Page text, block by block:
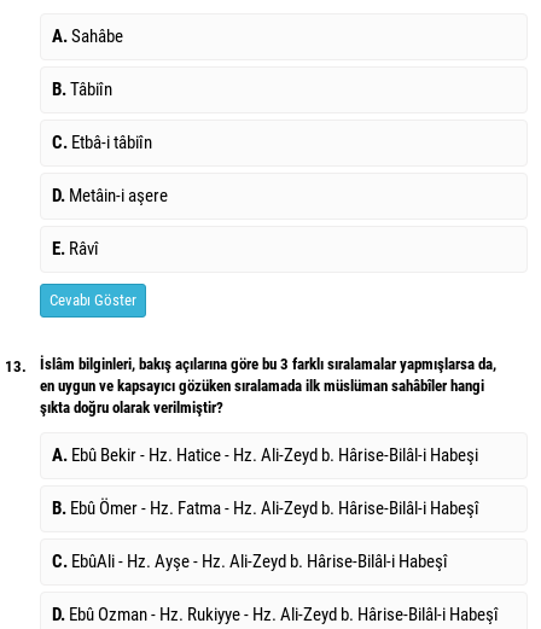
A.Sahâbe
B.Tâbiîn
C. Etbâ-i tâbiîn
D. Metâin-i aşere
E. Râvî
Cevabı Göster
13.
İslâm bilginleri, bakış açılarına göre bu 3 farklı sıralamalar yapmışlarsa da,
en uygun ve kapsayıcı gözüken sıralamada ilk müslüman sahâbîler hangi
şıkta doğru olarak verilmiştir?
A. Ebû Bekir - Hz. Hatice - Hz. Ali-Zeyd b. Hârise-Bilâl-i Habeşi
B. Ebû Ömer - Hz. Fatma - Hz. Ali-Zeyd b. Hârise-Bilâl-i Habeşî
C. EbûAli - Hz. Ayşe - Hz. Ali-Zeyd b. Hârise-Bilâl-i Habeşî
D. Ebû Ozman - Hz. Rukiyye - Hz. Ali-Zeyd b. Hârise-Bilâl-i Habeşî